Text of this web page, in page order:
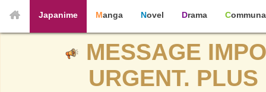
Japanime Manga Novel Drama
MESSAGE
URGENT.